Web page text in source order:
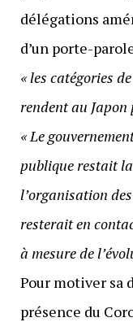
délégations
d’un porte-
« les catégories
rendent au Japon
« Le
publique restait
l’organisation
resterait en
à mesure de
Pour motiver sa
présence du